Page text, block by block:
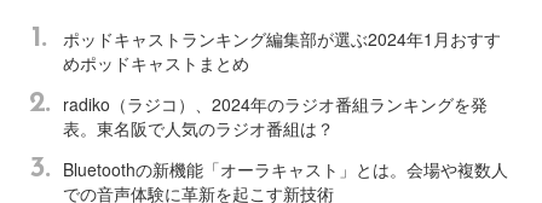
1.
ポッドキャストランキング編集部が選ぶ2024年1月おすす
めポッドキャストまとめ
2.
radiko（ラジコ）、2024年のラジオ番組ランキングを発
表。東名阪で人気のラジオ番組は？
3.
Bluetoothの新機能「オーラキャスト」とは。会場や複数人
での音声体験に革新を起こす新技術